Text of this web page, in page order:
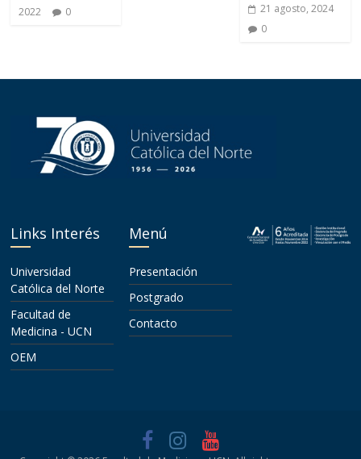
2022
0
21 agosto, 2024
0
Links Interés
Universidad
Católica del Norte
Facultad de
Medicina - UCN
OEM
Menú
Presentación
Postgrado
Contacto